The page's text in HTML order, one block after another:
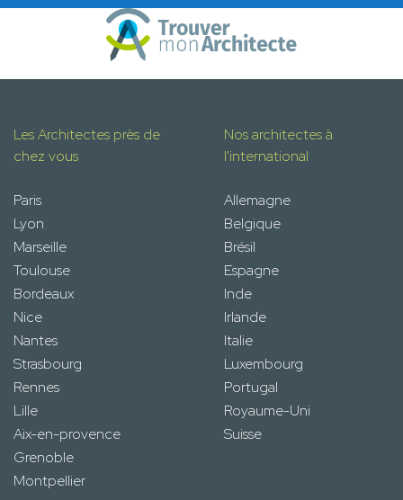
Les Architectes près de
chez vous
Paris
Lyon
Marseille
Toulouse
Bordeaux
Nice
Nantes
Strasbourg
Rennes
Lille
Aix-en-provence
Grenoble
Montpellier
Nos architectes à
l'international
Allemagne
Belgique
Brésil
Espagne
Inde
Irlande
Italie
Luxembourg
Portugal
Royaume-Uni
Suisse